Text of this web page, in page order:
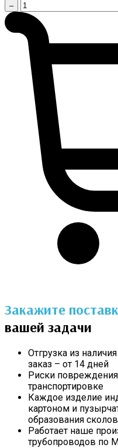
–
Закажите
вашей задачи
Отгрузка из
заказ – от 14 дней
Риски
транспортировке
Каждое изделие
картоном и
образования
Работает наше
трубопроводов по